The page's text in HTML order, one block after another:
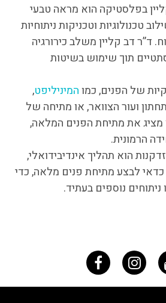
בפלסטיקה הוא מראה טבעי
טכנולוגיות וטכניקות ניתוחיות
ד”ר דב קליין משלב כירורגיה
תוך שימוש בשיטות
של הפנים, כמוהמיניליפט,
ועור הצוואר, או מתיחה של
מציג את מתיחת הפנים המלאה,
הרמונית.
הוא תהליך אינדיבידואלי,
לבצע מתיחת פנים מלאה, כדי
נוספים בעתיד.